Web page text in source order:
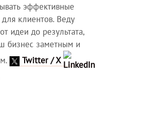
эффективные
клиентов. Веду
идеи до результата,
бизнес заметным и
Twitter / X